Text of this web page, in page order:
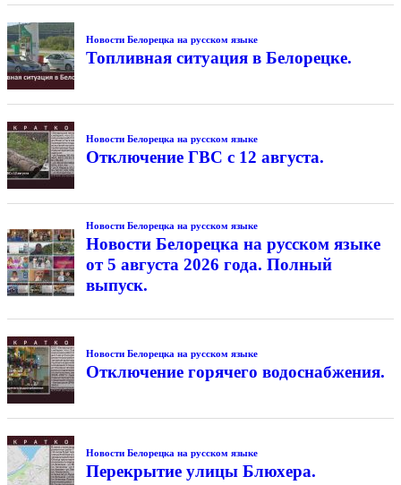
Новости Белорецка на русском языке
Топливная ситуация в Белорецке.
Новости Белорецка на русском языке
Отключение ГВС с 12 августа.
Новости Белорецка на русском языке
Новости Белорецка на русском языке
от 5 августа 2026 года. Полный
выпуск.
Новости Белорецка на русском языке
Отключение горячего водоснабжения.
Новости Белорецка на русском языке
Перекрытие улицы Блюхера.